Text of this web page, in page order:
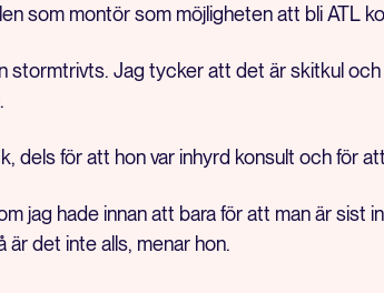
som montör som möjligheten att bli ATL
stormtrivts. Jag tycker att det är skitkul
dels för att hon var inhyrd konsult och för
jag hade innan att bara för att man är sist
det inte alls, menar hon.